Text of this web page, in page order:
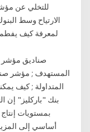
للتخلي عن
الارتياح وسط
لمعرفة كيف
صناديق مؤشر
المستهدف ; مؤشر
المتداولة ; كيف
بنك "باركليز" إن
أساسي إلى